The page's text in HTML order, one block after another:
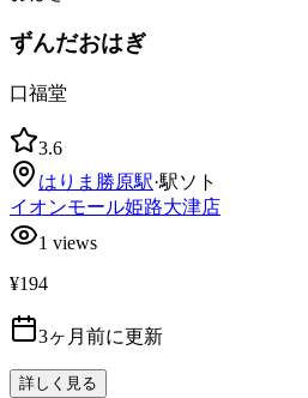
ずんだおはぎ
口福堂
3.6
はりま勝原駅·駅ソト
イオンモール姫路大津店
1 views
¥194
3ヶ月前に更新
詳しく見る